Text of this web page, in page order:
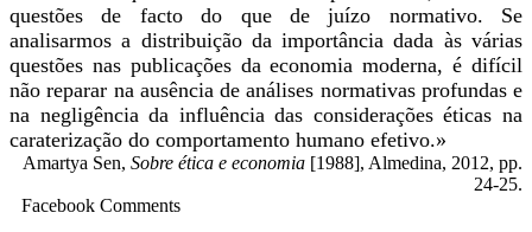
questões de facto do que de juízo normativo. Se
analisarmos a distribuição da importância dada às várias
questões nas publicações da economia moderna, é difícil
não reparar na ausência de análises normativas profundas e
na negligência da influência das considerações éticas na
caraterização do comportamento humano efetivo.»
Amartya Sen, Sobre ética e economia [1988], Almedina, 2012, pp.
24-25.
Facebook Comments